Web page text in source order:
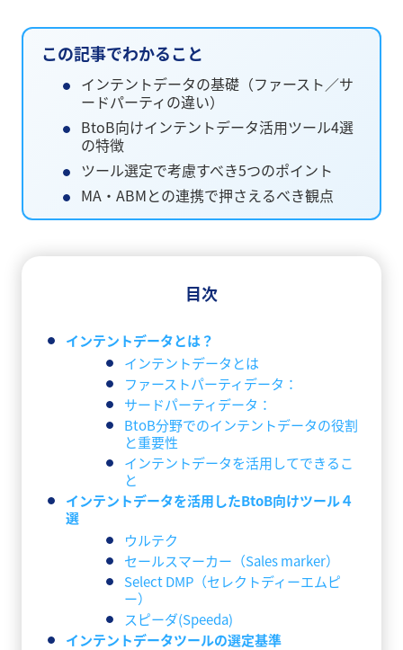
この記事でわかること
インテントデータの基礎（ファースト／サ
ードパーティの違い）
BtoB向けインテントデータ活用ツール4選
の特徴
ツール選定で考慮すべき5つのポイント
MA・ABMとの連携で押さえるべき観点
目次
インテントデータとは？
インテントデータとは
ファーストパーティデータ：
サードパーティデータ：
BtoB分野でのインテントデータの役割
と重要性
インテントデータを活用してできるこ
と
インテントデータを活用したBtoB向けツール４
選
ウルテク
セールスマーカー（Sales marker）
Select DMP（セレクトディーエムピ
ー）
スピーダ(Speeda)
インテントデータツールの選定基準